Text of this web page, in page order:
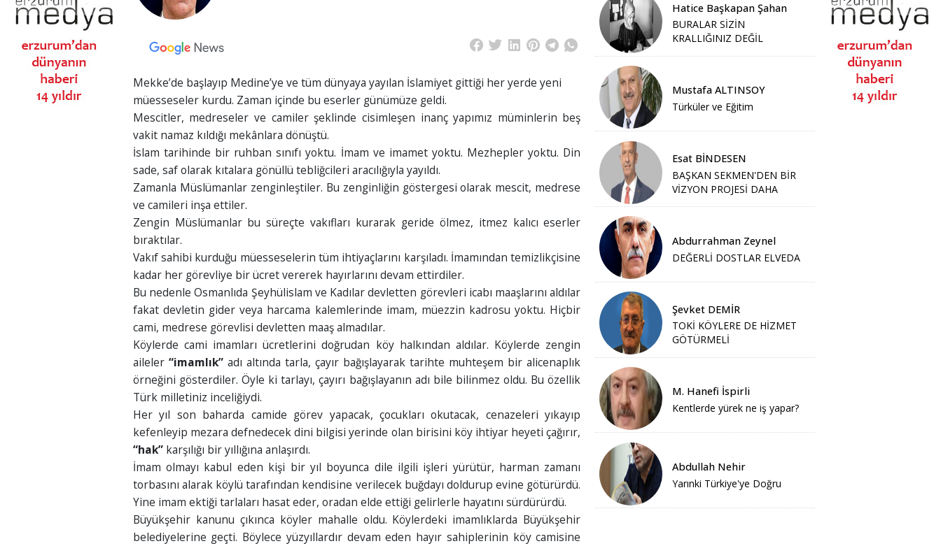
Mekke’de başlayıp Medine’ye ve tüm dünyaya yayılan İslamiyet gittiği her yerde yeni
müesseseler kurdu. Zaman içinde bu eserler günümüze geldi.
Mescitler, medreseler ve camiler şeklinde cisimleşen inanç yapımız müminlerin beş
vakit namaz kıldığı mekânlara dönüştü.
İslam tarihinde bir ruhban sınıfı yoktu. İmam ve imamet yoktu. Mezhepler yoktu. Din
sade, saf olarak kıtalara gönüllü tebliğcileri aracılığıyla yayıldı.
Zamanla Müslümanlar zenginleştiler. Bu zenginliğin göstergesi olarak mescit, medrese
ve camileri inşa ettiler.
Zengin Müslümanlar bu süreçte vakıfları kurarak geride ölmez, itmez kalıcı eserler
bıraktılar.
Vakıf sahibi kurduğu müesseselerin tüm ihtiyaçlarını karşıladı. İmamından temizlikçisine
kadar her görevliye bir ücret vererek hayırlarını devam ettirdiler.
Bu nedenle Osmanlıda Şeyhülislam ve Kadılar devletten görevleri icabı maaşlarını aldılar
fakat devletin gider veya harcama kalemlerinde imam, müezzin kadrosu yoktu. Hiçbir
cami, medrese görevlisi devletten maaş almadılar.
Köylerde cami imamları ücretlerini doğrudan köy halkından aldılar. Köylerde zengin
aileler “imamlık”adı altında tarla, çayır bağışlayarak tarihte muhteşem bir alicenaplık
örneğini gösterdiler. Öyle ki tarlayı, çayırı bağışlayanın adı bile bilinmez oldu. Bu özellik
Türk milletiniz inceliğiydi.
Her yıl son baharda camide görev yapacak, çocukları okutacak, cenazeleri yıkayıp
kefenleyip mezara defnedecek dini bilgisi yerinde olan birisini köy ihtiyar heyeti çağırır,
“hak”karşılığı bir yıllığına anlaşırdı.
İmam olmayı kabul eden kişi bir yıl boyunca dile ilgili işleri yürütür, harman zamanı
torbasını alarak köylü tarafından kendisine verilecek buğdayı doldurup evine götürürdü.
Yine imam ektiği tarlaları hasat eder, oradan elde ettiği gelirlerle hayatını sürdürürdü.
Büyükşehir kanunu çıkınca köyler mahalle oldu. Köylerdeki imamlıklarda Büyükşehir
belediyelerine geçti. Böylece yüzyıllardır devam eden hayır sahiplerinin köy camisine
Hatice Başkapan Şahan
BURALAR SİZİN
KRALLIĞINIZ DEĞİL
Mustafa ALTINSOY
Türküler ve Eğitim
Esat BİNDESEN
BAŞKAN SEKMEN'DEN BİR
VİZYON PROJESİ DAHA
Abdurrahman Zeynel
DEĞERLİ DOSTLAR ELVEDA
Şevket DEMİR
TOKİ KÖYLERE DE HİZMET
GÖTÜRMELİ
M. Hanefi İspirli
Kentlerde yürek ne iş yapar?
Abdullah Nehir
Yarınki Türkiye'ye Doğru